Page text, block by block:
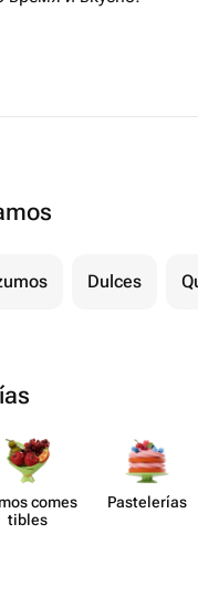
Dulces
comes​
tibles
Paste​lerías